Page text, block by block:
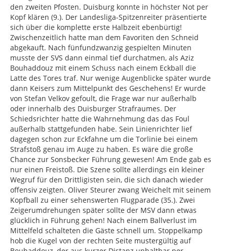
den zweiten Pfosten. Duisburg konnte in höchster Not per
Kopf klären (9.). Der Landesliga-Spitzenreiter präsentierte
sich über die komplette erste Halbzeit ebenbürtig!
Zwischenzeitlich hatte man dem Favoriten den Schneid
abgekauft. Nach fünfundzwanzig gespielten Minuten
musste der SVS dann einmal tief durchatmen, als Aziz
Bouhaddouz mit einem Schuss nach einem Eckball die
Latte des Tores traf. Nur wenige Augenblicke später wurde
dann Keisers zum Mittelpunkt des Geschehens! Er wurde
von Stefan Velkov gefoult, die Frage war nur außerhalb
oder innerhalb des Duisburger Strafraumes. Der
Schiedsrichter hatte die Wahrnehmung das das Foul
außerhalb stattgefunden habe. Sein Linienrichter lief
dagegen schon zur Eckfahne um die Torlinie bei einem
Strafstoß genau im Auge zu haben. Es wäre die große
Chance zur Sonsbecker Führung gewesen! Am Ende gab es
nur einen Freistoß. Die Szene sollte allerdings ein kleiner
Wegruf für den Drittligisten sein, die sich danach wieder
offensiv zeigten. Oliver Steurer zwang Weichelt mit seinem
Kopfball zu einer sehenswerten Flugparade (35.). Zwei
Zeigerumdrehungen später sollte der MSV dann etwas
glücklich in Führung gehen! Nach einem Ballverlust im
Mittelfeld schalteten die Gäste schnell um. Stoppelkamp
hob die Kugel von der rechten Seite mustergültig auf